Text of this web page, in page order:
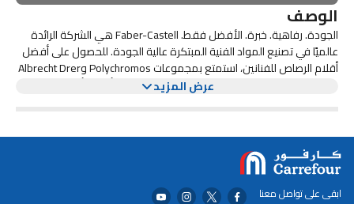
الوصف
الجودة. رفاهية. خبرة. الأفضل فقط. Faber-Castell هي الشركة الرائدة
عالميًا في تصنيع المواد الفنية المبتكرة عالية الجودة. للحصول على أفضل
أقلام الرصاص للفنانين، استمتع بمجموعات Polychromos وAlbrecht Drer
Watercolor المرموقة الغنية بالأصباغ. للحصول على أفضل أقلام الفنانين،
Creative Studio المبتكرة الطلاب والهواة دون التضحية بالجودة التي تميز
شركة Faber-Castell. يتم استكمال كل ذلك بمجموعة واسعة من
الرسومات عالية الجودة والوسائط المختلطة ولوحات الألوان المائية لكل
مشروع فني.
عرض المزيد
ابقى على تواصل معنا